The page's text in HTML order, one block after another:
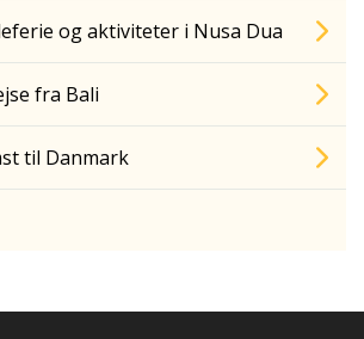
og aktiviteter i Nusa Dua
fra Bali
til Danmark